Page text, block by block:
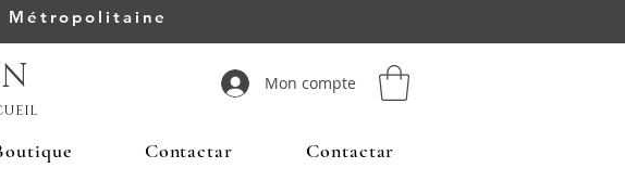
Métropolitaine
Mon compte
Contactar Contactar